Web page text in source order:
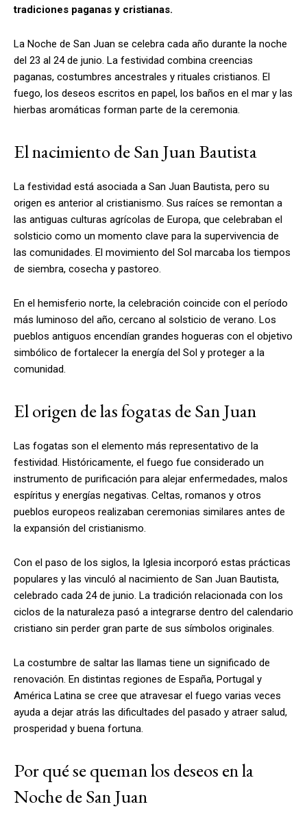
tradiciones paganas y cristianas.
La Noche de San Juan se celebra cada año durante la noche
del 23 al 24 de junio. La festividad combina creencias
paganas, costumbres ancestrales y rituales cristianos. El
fuego, los deseos escritos en papel, los baños en el mar y las
hierbas aromáticas forman parte de la ceremonia.
El nacimiento de San Juan Bautista
La festividad está asociada a San Juan Bautista, pero su
origen es anterior al cristianismo. Sus raíces se remontan a
las antiguas culturas agrícolas de Europa, que celebraban el
solsticio como un momento clave para la supervivencia de
las comunidades. El movimiento del Sol marcaba los tiempos
de siembra, cosecha y pastoreo.
En el hemisferio norte, la celebración coincide con el período
más luminoso del año, cercano al solsticio de verano. Los
pueblos antiguos encendían grandes hogueras con el objetivo
simbólico de fortalecer la energía del Sol y proteger a la
comunidad.
El origen de las fogatas de San Juan
Las fogatas son el elemento más representativo de la
festividad. Históricamente, el fuego fue considerado un
instrumento de purificación para alejar enfermedades, malos
espíritus y energías negativas. Celtas, romanos y otros
pueblos europeos realizaban ceremonias similares antes de
la expansión del cristianismo.
Con el paso de los siglos, la Iglesia incorporó estas prácticas
populares y las vinculó al nacimiento de San Juan Bautista,
celebrado cada 24 de junio. La tradición relacionada con los
ciclos de la naturaleza pasó a integrarse dentro del calendario
cristiano sin perder gran parte de sus símbolos originales.
La costumbre de saltar las llamas tiene un significado de
renovación. En distintas regiones de España, Portugal y
América Latina se cree que atravesar el fuego varias veces
ayuda a dejar atrás las dificultades del pasado y atraer salud,
prosperidad y buena fortuna.
Por qué se queman los deseos en la
Noche de San Juan